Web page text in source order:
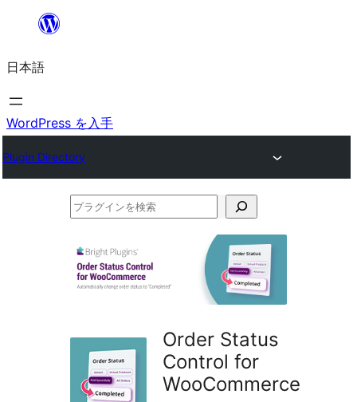
を
ス
キ
プ
日本語
WordPress を入手
Plugin Directory
プ
グ
イ
Order Status
Control for
WooCommerce